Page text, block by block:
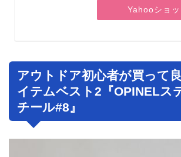
Yahooショ
アウトドア初心者が買って
イテムベスト2『OPINELス
チール#8』